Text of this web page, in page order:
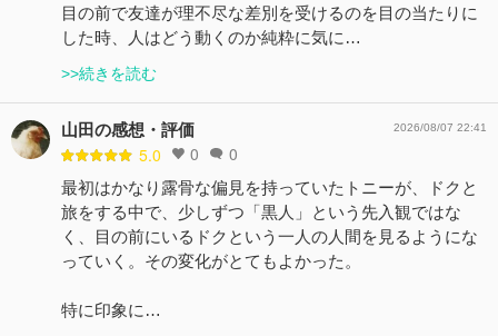
目の前で友達が理不尽な差別を受けるのを目の当たりに
した時、人はどう動くのか純粋に気に…
>>続きを読む
山田の感想・評価
5.0 0 0
2026/08/07 22:41
最初はかなり露骨な偏見を持っていたトニーが、ドクと
旅をする中で、少しずつ「黒人」という先入観ではな
く、目の前にいるドクという一人の人間を見るようにな
っていく。その変化がとてもよかった。
特に印象に…